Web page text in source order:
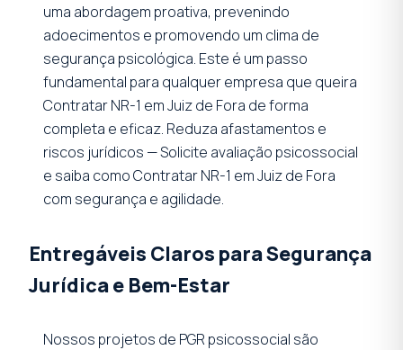
uma abordagem proativa, prevenindo
adoecimentos e promovendo um clima de
segurança psicológica. Este é um passo
fundamental para qualquer empresa que queira
Contratar NR-1 em Juiz de Fora de forma
completa e eficaz. Reduza afastamentos e
riscos jurídicos — Solicite avaliação psicossocial
e saiba como Contratar NR-1 em Juiz de Fora
com segurança e agilidade.
Entregáveis Claros para Segurança
Jurídica e Bem-Estar
Nossos projetos de PGR psicossocial são